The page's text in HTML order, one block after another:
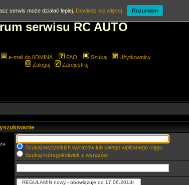
serwisu RC AUTO
e-mail do ADMINA FAQ Szukaj
Użytkownicy
Zaloguj
Zarejestruj
Szukaj wszystkich wyrazów lub całego wpisanego ciągu
Szukaj któregokolwiek z wyrazów
serwis może działać lepiej. Dowiedz się więcej Rozumiem